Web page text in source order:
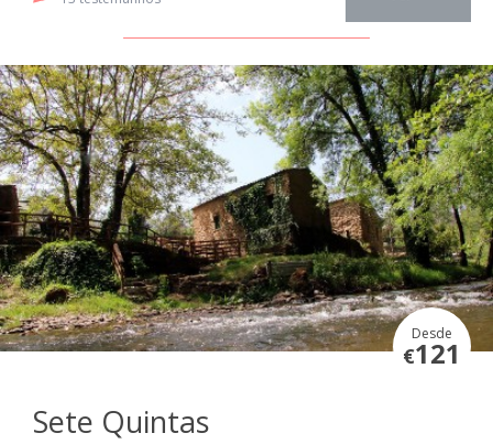
Desde
€121
Sete Quintas